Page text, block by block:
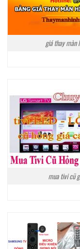
giá thay màn
mua tivi cũ